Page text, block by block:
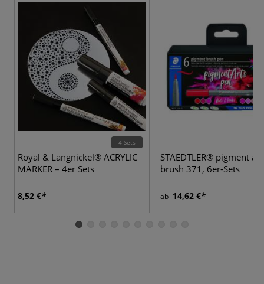
4 Sets
Royal & Langnickel® ACRYLIC
MARKER – 4er Sets
8,52 €
STAEDTLER® pigment
brush 371, 6er-Sets
ab 14,62 €